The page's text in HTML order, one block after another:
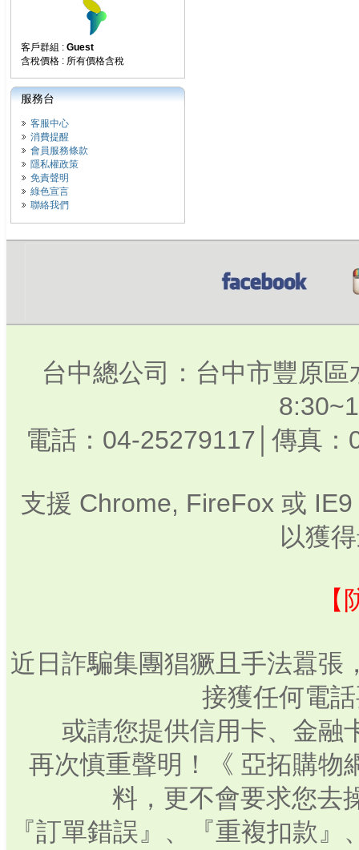
客戶群組 : Guest
含稅價格 : 所有價格含稅
服務台
客服中心
消費提醒
會員服務條款
隱私權政策
免責聲明
綠色宣言
聯絡我們
台中總公司：台中市豐原
電話：04-25279117│傳真
支援 Chrome, FireFox 或
以獲
近日詐騙集團猖獗且手法囂張
接獲任何電
或請您提供信用卡、金融
再次慎重聲明！《 亞拓購物
料，更不會要求您去
『訂單錯誤』、『重複扣款